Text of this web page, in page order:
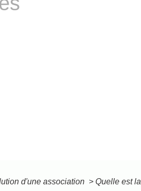
d'une association > Quelle est la